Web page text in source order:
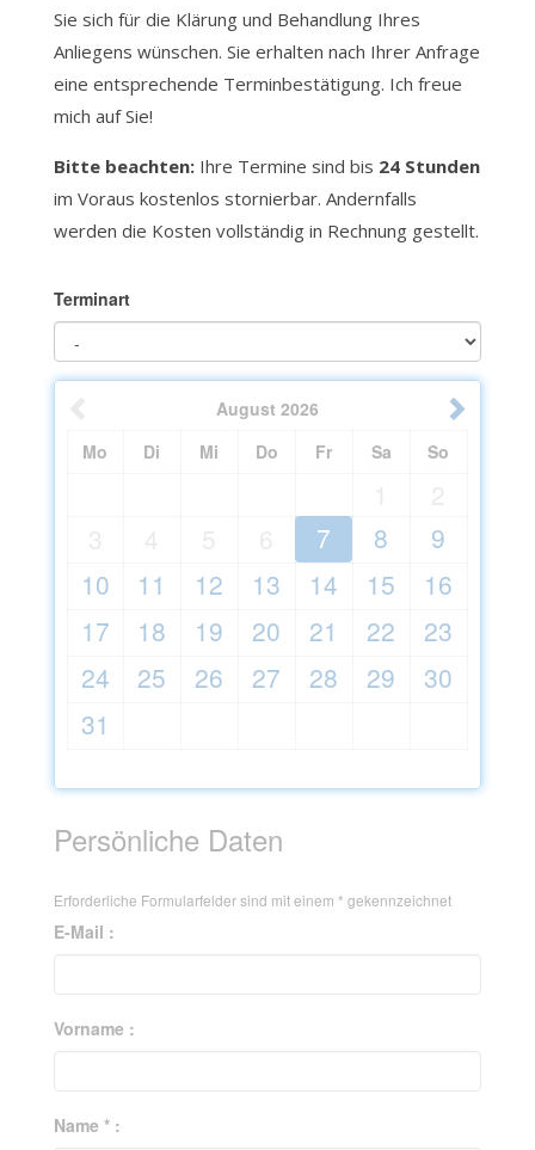
Sie sich für die Klärung und Behandlung Ihres
Anliegens wünschen. Sie erhalten nach Ihrer Anfrage
eine entsprechende Terminbestätigung. Ich freue
mich auf Sie!
Bitte beachten:Ihre Termine sind bis 24 Stunden
im Voraus kostenlos stornierbar. Andernfalls
werden die Kosten vollständig in Rechnung gestellt.
Terminart
August 2026
Mo
Di Mi Do Fr Sa So
7 8
9
10
11 12 13 14 15
16
17
18 19 20 21 22
23
24
25 26 27 28 29
30
31
Persönliche Daten
Erforderliche Formularfelder sind mit einem * gekennzeichnet
E-Mail :
Vorname :
Name * :